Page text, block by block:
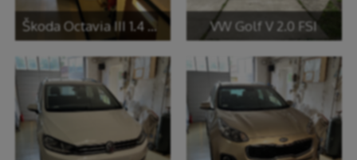
Škoda Octavia III 1.4 TSI VW Golf V 2.0 FSI